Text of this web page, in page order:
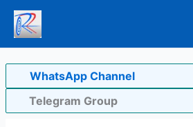
Skip
content
WhatsApp Channel
Telegram Group